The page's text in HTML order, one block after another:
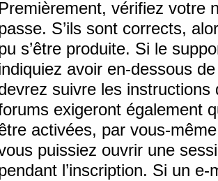
Premièrement, vérifiez votre
S’ils sont corrects,
s’être produite. Si le
avoir en-dessous
suivre les
exigeront également
activées, par vous-
puissiez ouvrir une
l’inscription. Si un